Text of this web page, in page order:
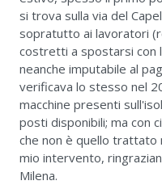
si trova sulla via del
sopratutto ai lavoratori
costretti a spostarsi con
neanche imputabile al
verificava lo stesso nel
macchine presenti
posti disponibili; ma con
che non è quello trattato
mio intervento,
Milena.